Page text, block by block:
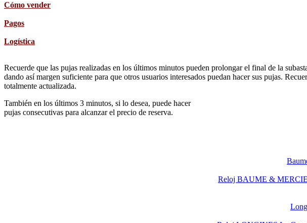
Cómo vender
Pagos
Logística
Recuerde que las pujas realizadas en los últimos minutos pueden prolongar el final de la
dando así margen suficiente para que otros usuarios interesados puedan hacer sus pujas.
totalmente actualizada.
También en los últimos 3 minutos, si lo desea, puede hacer
pujas consecutivas para alcanzar el precio de reserva.
Reloj BAUME &